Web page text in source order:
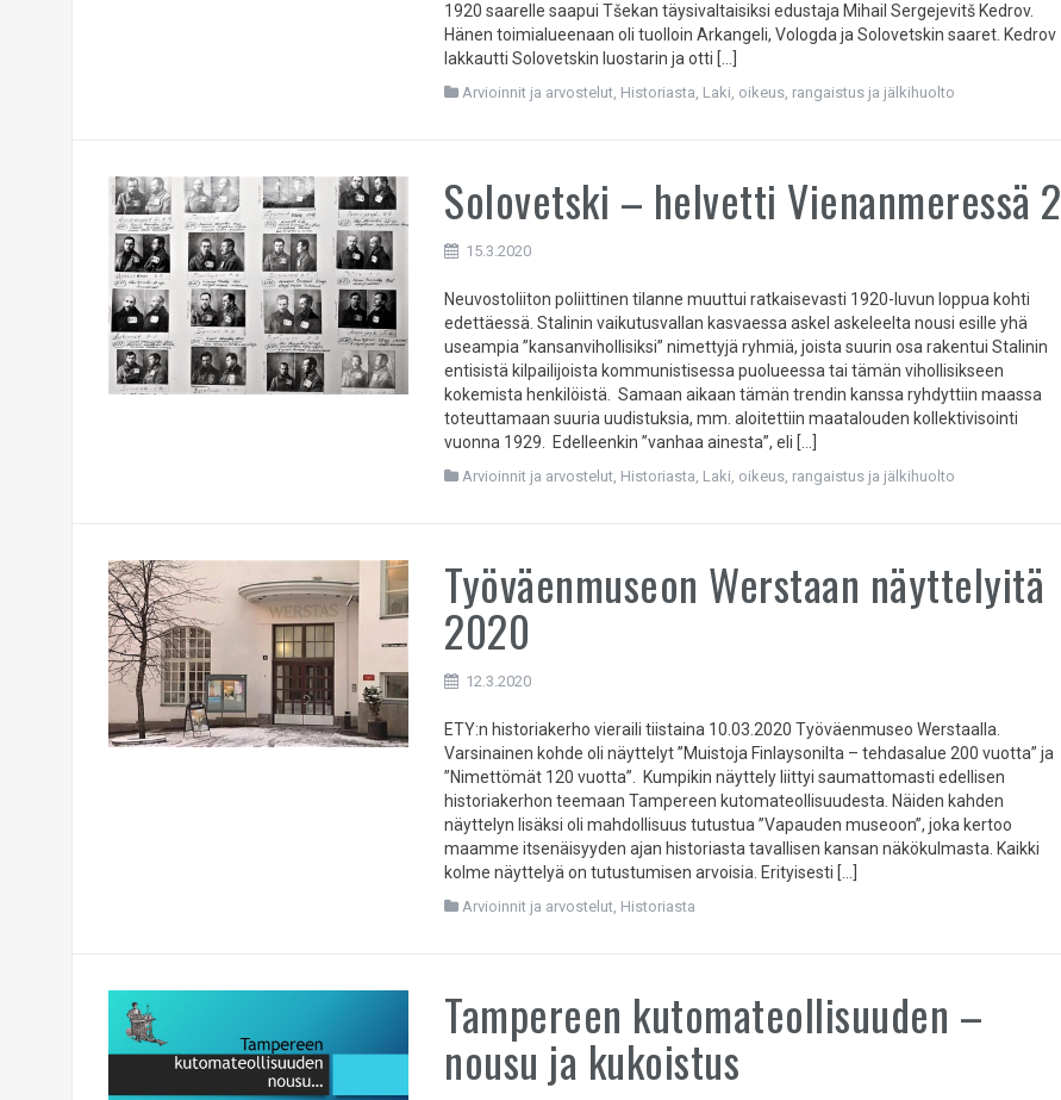
1920 saarelle saapui Tšekan täysivaltaisiksi edustaja Mihail Sergejevitš Kedrov.
Hänen toimialueenaan oli tuolloin Arkangeli, Vologda ja Solovetskin saaret. Kedrov
lakkautti Solovetskin luostarin ja otti […]
Arvioinnit ja arvostelut, Historiasta, Laki, oikeus, rangaistus ja jälkihuolto
Solovetski – helvetti Vienanmeressä 2
15.3.2020
Neuvostoliiton poliittinen tilanne muuttui ratkaisevasti 1920-luvun loppua kohti
edettäessä. Stalinin vaikutusvallan kasvaessa askel askeleelta nousi esille yhä
useampia ”kansanvihollisiksi” nimettyjä ryhmiä, joista suurin osa rakentui Stalinin
entisistä kilpailijoista kommunistisessa puolueessa tai tämän vihollisikseen
kokemista henkilöistä. Samaan aikaan tämän trendin kanssa ryhdyttiin maassa
toteuttamaan suuria uudistuksia, mm. aloitettiin maatalouden kollektivisointi
vuonna 1929. Edelleenkin ”vanhaa ainesta”, eli […]
Arvioinnit ja arvostelut, Historiasta, Laki, oikeus, rangaistus ja jälkihuolto
Työväenmuseon Werstaan näyttelyitä
2020
12.3.2020
ETY:n historiakerho vieraili tiistaina 10.03.2020 Työväenmuseo Werstaalla.
Varsinainen kohde oli näyttelyt ”Muistoja Finlaysonilta – tehdasalue 200 vuotta” ja
”Nimettömät 120 vuotta”. Kumpikin näyttely liittyi saumattomasti edellisen
historiakerhon teemaan Tampereen kutomateollisuudesta. Näiden kahden
näyttelyn lisäksi oli mahdollisuus tutustua ”Vapauden museoon”, joka kertoo
maamme itsenäisyyden ajan historiasta tavallisen kansan näkökulmasta. Kaikki
kolme näyttelyä on tutustumisen arvoisia. Erityisesti […]
Arvioinnit ja arvostelut, Historiasta
Tampereen kutomateollisuuden –
nousu ja kukoistus